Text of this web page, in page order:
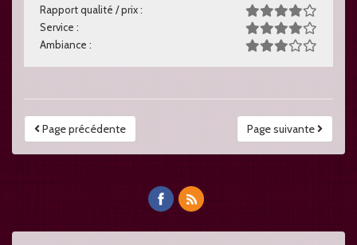
Rapport qualité / prix :
Service :
Ambiance :
Page suivante
Page précédente